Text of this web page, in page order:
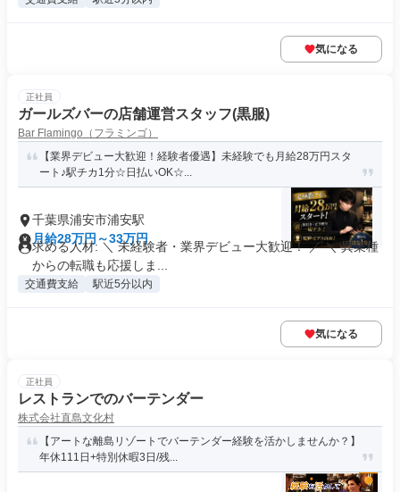
気になる
正社員
ガールズバーの店舗運営スタッフ(黒服)
Bar Flamingo（フラミンゴ）
【業界デビュー大歓迎！経験者優遇】未経験でも月給28万円スタ
ート♪駅チカ1分☆日払いOK☆...
千葉県浦安市浦安駅
月給28万円～33万円
求める人材: ＼ 未経験者・業界デビュー大歓迎！ ／ ＼ 異業種
からの転職も応援しま...
交通費支給 駅近5分以内
気になる
正社員
レストランでのバーテンダー
株式会社直島文化村
【アートな離島リゾートでバーテンダー経験を活かしませんか？】
年休111日+特別休暇3日/残...